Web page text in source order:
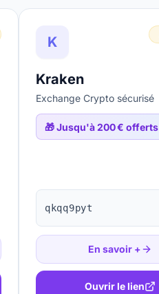
K
Kraken
Exchange Crypto sécurisé
🎁Jusqu'à 200 € offerts
qkqq9pyt
En savoir +
Ouvrir le lien